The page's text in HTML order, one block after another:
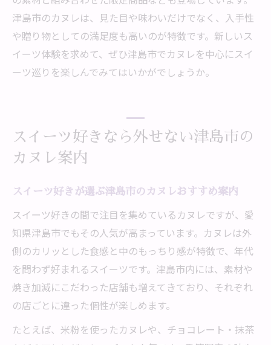
津島市のカヌレは、見た目や味わいだけでなく、入手性
や贈り物としての満足度も高いのが特徴です。新しいス
イーツ体験を求めて、ぜひ津島市でカヌレを中心にスイ
ーツ巡りを楽しんでみてはいかがでしょうか。
スイーツ好きなら外せない津島市の
カヌレ案内
スイーツ好きが選ぶ津島市のカヌレおすすめ案内
スイーツ好きの間で注目を集めているカヌレですが、愛
知県津島市でもその人気が高まっています。カヌレは外
側のカリッとした食感と中のもっちり感が特徴で、年代
を問わず好まれるスイーツです。津島市内には、素材や
焼き加減にこだわった店舗も増えてきており、それぞれ
の店ごとに違った個性が楽しめます。
たとえば、米粉を使ったカヌレや、チョコレート・抹茶